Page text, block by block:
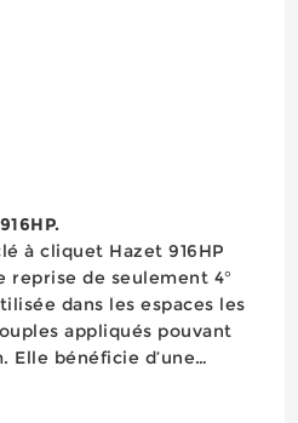
à cliquet Hazet 916HP
reprise de seulement 4°
dans les espaces les
appliqués pouvant
Elle bénéficie d’une